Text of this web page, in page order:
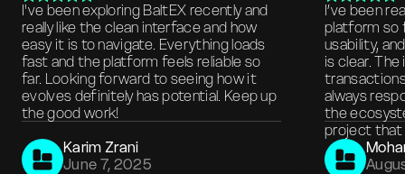
I've been exploring BaltEX recently and
really like the clean interface and how
easy it is to navigate. Everything loads
fast and the platform feels reliable so
far. Looking forward to seeing how it
evolves definitely has potential. Keep up
the good work!
Karim Zrani
June 7, 2025
I’ve been
platform so
usability,
is clear.
always
the
project that